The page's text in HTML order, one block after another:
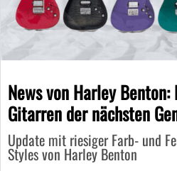
News von Harley Benton:
Gitarren der nächsten
Update mit riesiger Farb- und
Styles von Harley Benton